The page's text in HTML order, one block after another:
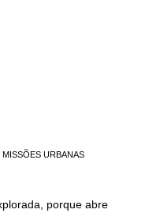
MISSÕES URBANAS
porque abre